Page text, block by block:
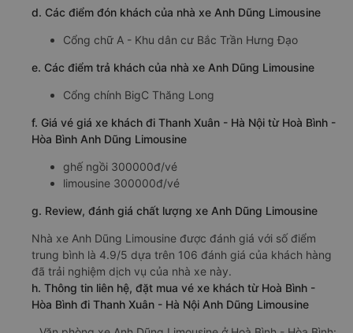
d. Các điểm đón khách của nhà xe Anh Dũng Limousine
Cổng chữ A - Khu dân cư Bắc Trần Hưng Đạo
e. Các điểm trả khách của nhà xe Anh Dũng Limousine
Cổng chính BigC Thăng Long
f. Giá vé giá xe khách đi Thanh Xuân - Hà Nội từ Hoà Bình -
Hòa Bình Anh Dũng Limousine
ghế ngồi 300000đ/vé
limousine 300000đ/vé
g. Review, đánh giá chất lượng xe Anh Dũng Limousine
Nhà xe Anh Dũng Limousine được đánh giá với số điểm
trung bình là 4.9/5 dựa trên 106 đánh giá của khách hàng
đã trải nghiệm dịch vụ của nhà xe này.
h. Thông tin liên hệ, đặt mua vé xe khách từ Hoà Bình -
Hòa Bình đi Thanh Xuân - Hà Nội Anh Dũng Limousine